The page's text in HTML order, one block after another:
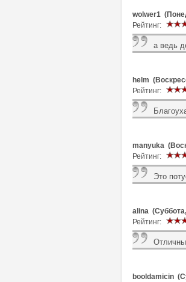
wolwer1
Рейтинг:
а ведь
helm
Рейтинг:
manyuka
Рейтинг:
Это
alina
Рейтинг:
booldamicin